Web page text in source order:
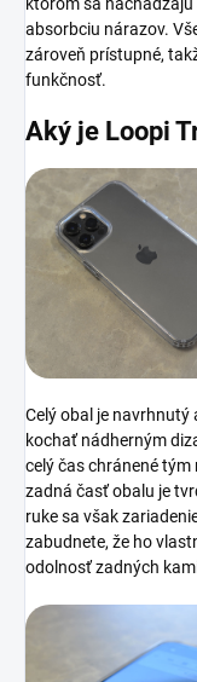
absorbciu nárazov.
zároveň prístupné,
funkčnosť.
Aký je Loopi
Celý obal je navrhnutý
kochať nádherným
celý čas chránené
zadná časť obalu je
ruke sa však
zabudnete, že ho
odolnosť zadných